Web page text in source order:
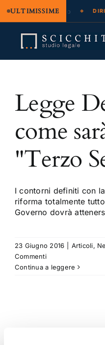
ULTIMISSIME
legale e regresso
contenuto
Cassazione
Approfondimenti
FB
Legge
come
"Terzo
I contorni definiti con
riforma totalmente
Governo dovrà
23 Giugno 2016 Articoli,
Commenti
Continua a leggere